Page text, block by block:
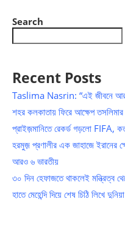
Search
Recent Posts
Taslima Nasrin: “এই জীবনে আর
শহর কলকাতায় ফিরে আক্ষেপ তসলিমার
প্রাইজ়মানিতে রেকর্ড গড়লো FIFA,
হরমুজ় প্রণালীর এক জাহাজে ইরানের
আরও ৬ ভারতীয়
৩০ দিন হেফাজতে থাকলেই মন্ত্রিত্ব
হাতে মেহেন্দি দিয়ে শেষ চিঠি লিখে